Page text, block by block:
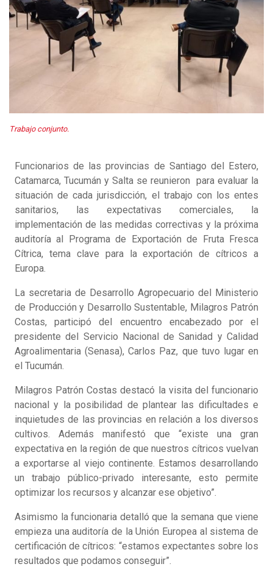
Trabajo conjunto.
Funcionarios de las provincias de Santiago del Estero,
Catamarca, Tucumán y Salta se reunieron para evaluar la
situación de cada jurisdicción, el trabajo con los entes
sanitarios, las expectativas comerciales, la
implementación de las medidas correctivas y la próxima
auditoría al Programa de Exportación de Fruta Fresca
Cítrica, tema clave para la exportación de cítricos a
Europa.
La secretaria de Desarrollo Agropecuario del Ministerio
de Producción y Desarrollo Sustentable, Milagros Patrón
Costas, participó del encuentro encabezado por el
presidente del Servicio Nacional de Sanidad y Calidad
Agroalimentaria (Senasa), Carlos Paz, que tuvo lugar en
el Tucumán.
Milagros Patrón Costas destacó la visita del funcionario
nacional y la posibilidad de plantear las dificultades e
inquietudes de las provincias en relación a los diversos
cultivos. Además manifestó que “existe una gran
expectativa en la región de que nuestros cítricos vuelvan
a exportarse al viejo continente. Estamos desarrollando
un trabajo público-privado interesante, esto permite
optimizar los recursos y alcanzar ese objetivo”.
Asimismo la funcionaria detalló que la semana que viene
empieza una auditoría de la Unión Europea al sistema de
certificación de cítricos: “estamos expectantes sobre los
resultados que podamos conseguir”.